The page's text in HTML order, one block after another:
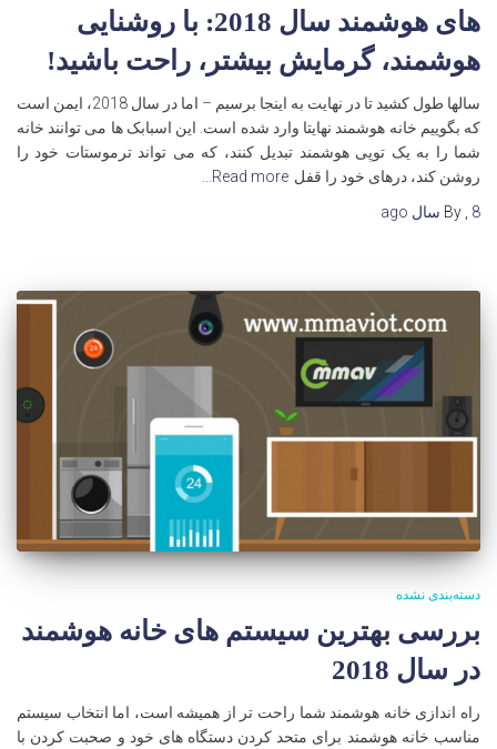
های هوشمند سال 2018: با روشنایی
هوشمند، گرمایش بیشتر، راحت باشید!
سالها طول کشید تا در نهایت به اینجا برسیم – اما در سال 2018، ایمن است
که بگوییم خانه هوشمند نهایتا وارد شده است. این اسبابک ها می توانند خانه
شما را به یک توپی هوشمند تبدیل کنند، که می تواند ترموستات خود را
روشن کند، درهای خود را قفل Read more…
By , 8 سال
دسته‌بندی نشده
بررسی بهترین سیستم های خانه هوشمند
در سال 2018
راه اندازی خانه هوشمند شما راحت تر از همیشه است، اما انتخاب سیستم
مناسب خانه هوشمند برای متحد کردن دستگاه های خود و صحبت کردن با